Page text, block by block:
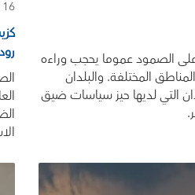
على الصمود عموما يحجب وراءه
المختلفة. والبلدان
التي لديها حيز سياسات ضيق
16 أبريل 2026